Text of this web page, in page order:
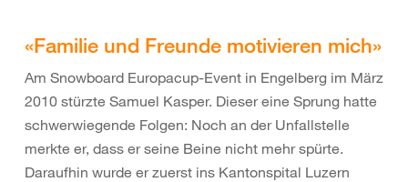
«Familie und Freunde motivieren mich»
Am Snowboard Europacup-Event in Engelberg im März
2010 stürzte Samuel Kasper. Dieser eine Sprung hatte
schwerwiegende Folgen: Noch an der Unfallstelle
merkte er, dass er seine Beine nicht mehr spürte.
Daraufhin wurde er zuerst ins Kantonspital Luzern